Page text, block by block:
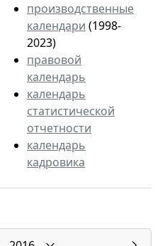
производственные
календари (1998-
2023)
правовой
календарь
календарь
статистической
отчетности
календарь
кадровика